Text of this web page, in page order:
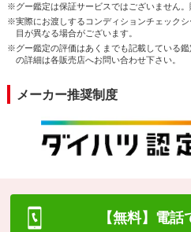
※グー鑑定は保証サービスではございません。
※実際にお渡しするコンディションチェック
目が異なる場合がございます。
※グー鑑定の評価はあくまでも記載している
の詳細は各販売店へお問い合わせ下さい。
メーカー推奨制度
【無料】電